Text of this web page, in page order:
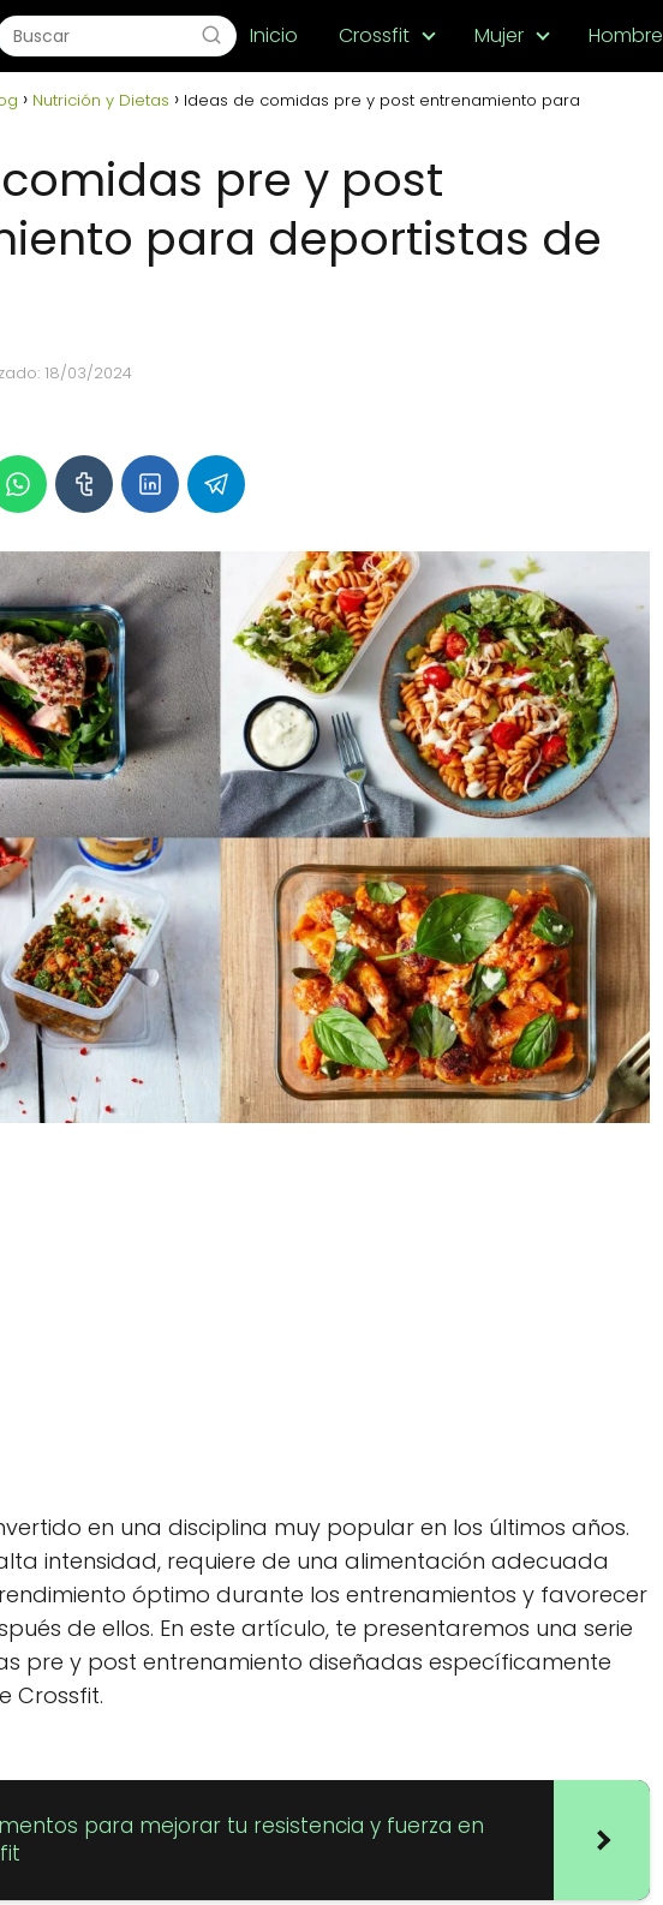
Inicio Crossfit Mujer Hombre
Nutrición y Dietas
Ideas de comidas pre y post entrenamiento para
pre y post
para deportistas de
18/03/2024
en una disciplina muy popular en los últimos años.
intensidad, requiere de una alimentación adecuada
óptimo durante los entrenamientos y favorecer
de ellos. En este artículo, te presentaremos una serie
pre y post entrenamiento diseñadas específicamente
Crossfit.
para mejorar tu resistencia y fuerza en